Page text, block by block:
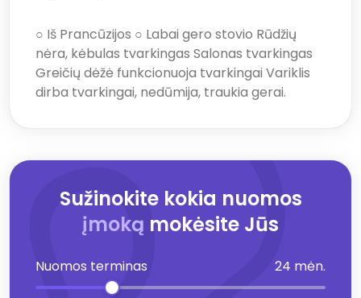
○ Iš Prancūzijos ○ Labai gero stovio Rūdžių
nėra, kėbulas tvarkingas Salonas tvarkingas
Greičių dėžė funkcionuoja tvarkingai Variklis
dirba tvarkingai, nedūmija, traukia gerai.
Sužinokite kokia nuomos
įmoką mokėsite Jūs
Nuomos terminas 24 mėn.